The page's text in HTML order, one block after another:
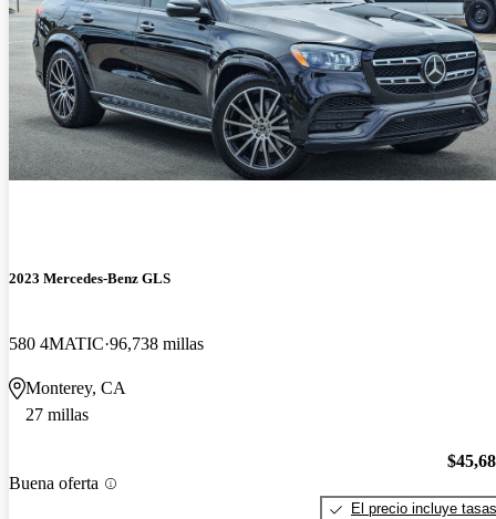
2023 Mercedes-Benz GLS
580 4MATIC 96,738 millas
Monterey, CA
27 millas
Buena oferta
El precio incluye tasas